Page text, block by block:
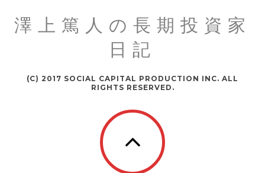
澤上篤人の長期投資家
日記
(C) 2017 SOCIAL CAPITAL PRODUCTION INC. ALL
RIGHTS RESERVED.